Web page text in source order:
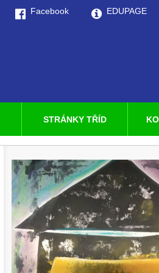
Facebook EDUPAGE
STRÁNKY TŘÍD